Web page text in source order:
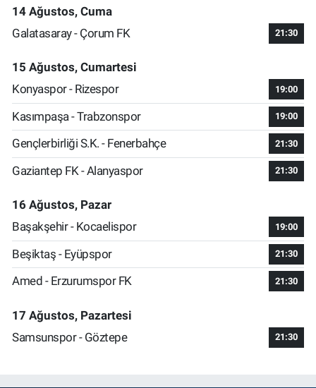
14 Ağustos, Cuma
Galatasaray - Çorum FK
21:30
15 Ağustos, Cumartesi
Konyaspor - Rizespor
19:00
Kasımpaşa - Trabzonspor 19:00
Gençlerbirliği S.K. - Fenerbahçe 21:30
Gaziantep FK - Alanyaspor 21:30
16 Ağustos, Pazar
Başakşehir - Kocaelispor
19:00
Beşiktaş - Eyüpspor 21:30
Amed - Erzurumspor FK 21:30
17 Ağustos, Pazartesi
Samsunspor - Göztepe
21:30